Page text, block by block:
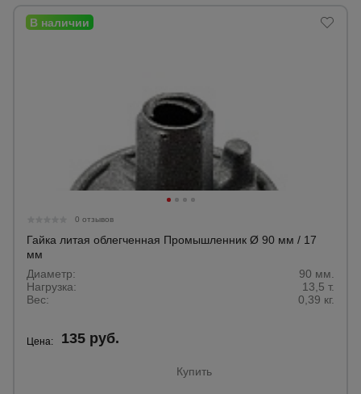
0 отзывов
Гайка литая облегченная Промышленник Ø 90 мм / 17
мм
Диаметр:
90 мм.
Нагрузка:
13,5 т.
Вес:
0,39 кг.
Цена: 135 руб.
Купить